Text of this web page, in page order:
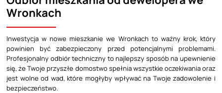
Wronkach
Inwestycja w nowe mieszkanie we Wronkach to ważny krok, który
powinien być zabezpieczony przed potencjalnymi problemami.
Profesjonalny odbiór techniczny to najlepszy sposób na upewnienie
się, że Twoje przyszłe domostwo spełnia wszystkie oczekiwania oraz
jest wolne od wad, które mogłyby wpływać na Twoje zadowolenie i
bezpieczeństwo.